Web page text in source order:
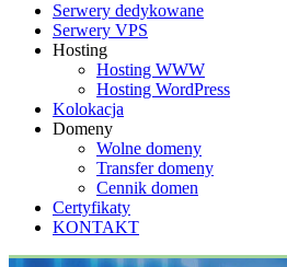
Serwery dedykowane
Serwery VPS
Hosting
Hosting WWW
Hosting WordPress
Kolokacja
Domeny
Wolne domeny
Transfer domeny
Cennik domen
Certyfikaty
KONTAKT